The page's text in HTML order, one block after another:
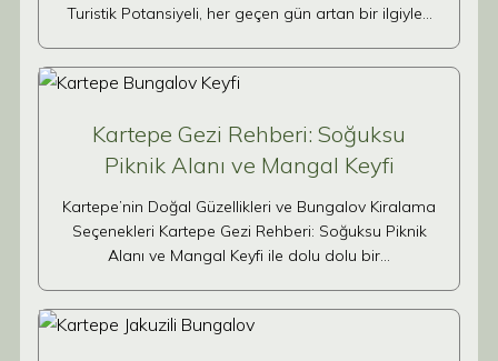
Turistik Potansiyeli, her geçen gün artan bir ilgiyle…
Kartepe Gezi Rehberi: Soğuksu
Piknik Alanı ve Mangal Keyfi
Kartepe’nin Doğal Güzellikleri ve Bungalov Kiralama
Seçenekleri Kartepe Gezi Rehberi: Soğuksu Piknik
Alanı ve Mangal Keyfi ile dolu dolu bir…